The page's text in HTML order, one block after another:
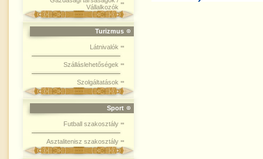
Vállalkozók
Turizmus
Látnivalók
Szálláslehetőségek
Szolgáltatások
Sport
Futball szakosztály
Asztalitenisz szakosztály